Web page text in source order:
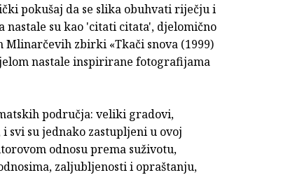
pokušaj da se slika obuhvati riječju i
nastale su kao 'citati citata', djelomično
zbirki «Tkači snova (1999)
nastale inspirirane fotografijama
područja: veliki gradovi,
svi su jednako zastupljeni u ovoj
odnosu prema suživotu,
zaljubljenosti i opraštanju,